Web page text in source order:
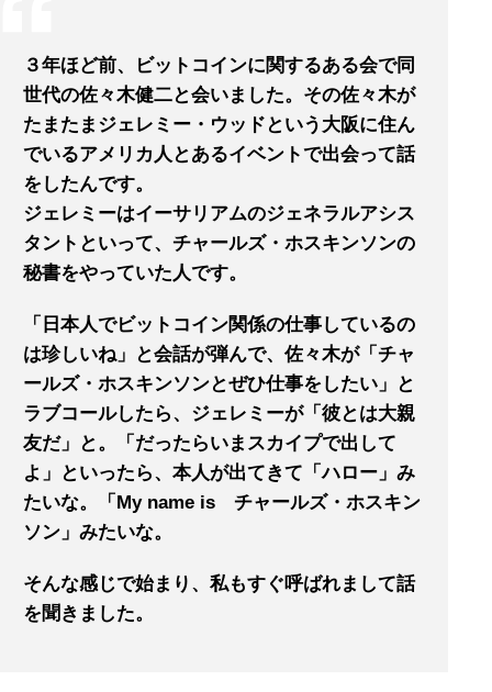
３年ほど前、ビットコインに関するある会で同
世代の佐々木健二と会いました。その佐々木が
たまたまジェレミー・ウッドという大阪に住ん
でいるアメリカ人とあるイベントで出会って話
をしたんです。
ジェレミーはイーサリアムのジェネラルアシス
タントといって、チャールズ・ホスキンソンの
秘書をやっていた人です。
「日本人でビットコイン関係の仕事しているの
は珍しいね」と会話が弾んで、佐々木が「チャ
ールズ・ホスキンソンとぜひ仕事をしたい」と
ラブコールしたら、ジェレミーが「彼とは大親
友だ」と。「だったらいまスカイプで出して
よ」といったら、本人が出てきて「ハロー」み
たいな。「My name is チャールズ・ホスキン
ソン」みたいな。
そんな感じで始まり、私もすぐ呼ばれまして話
を聞きました。